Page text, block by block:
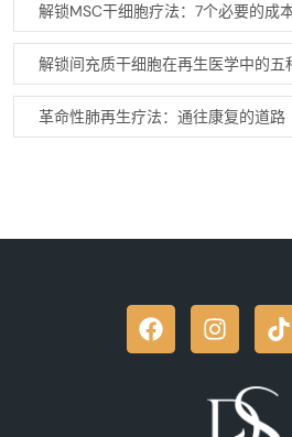
解锁MSC干细胞疗法：7个必要的成
解锁间充质干细胞在再生医学中的五
革命性肺再生疗法：通往康复的道路